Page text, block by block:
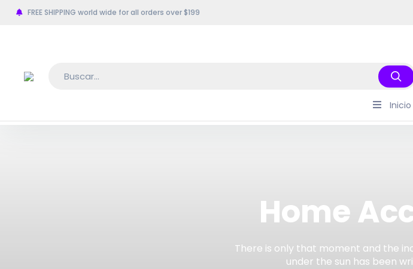
FREE SHIPPING world wide for all orders over $199
Inicio
Home
There is only that moment and the
under the sun has been